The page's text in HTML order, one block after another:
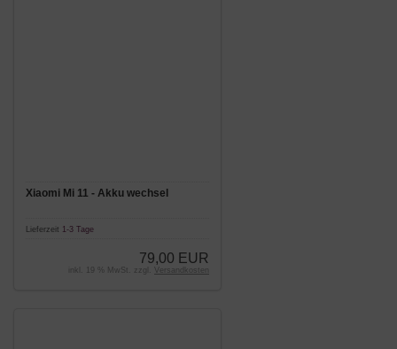
Xiaomi Mi 11 - Akku wechsel
Lieferzeit 1-3 Tage
79,00 EUR
inkl. 19 % MwSt. zzgl. Versandkosten